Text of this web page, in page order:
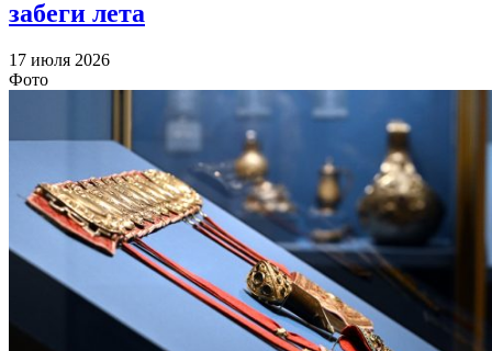
забеги лета
17 июля 2026
Фото